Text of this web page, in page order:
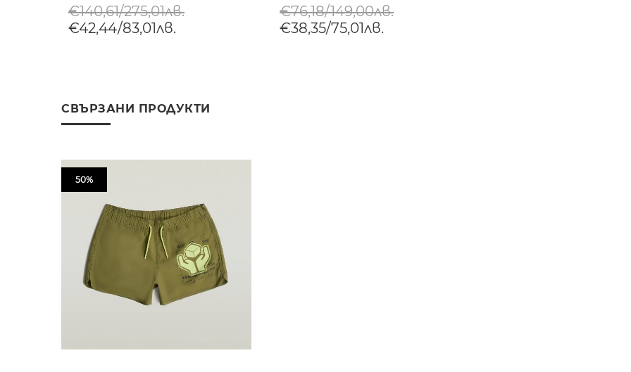
€140,61/275,01лв.
€42,44/83,01лв.
€76,18/149,00лв.
€38,35/75,01лв.
СВЪРЗАНИ ПРОДУКТИ
50%